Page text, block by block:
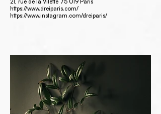
21, rue de la Vilette 75 019 Paris
https://www.dreiparis.com/
https://www.instagram.com/dreiparis/